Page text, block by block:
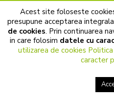
Acest site foloseste
presupune acceptarea
de cookies. Prin continuarea
in care folosim datele cu
utilizarea de cookies
caracter